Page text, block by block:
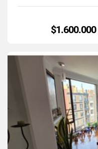
$1.600.000